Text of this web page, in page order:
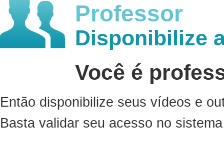
Professor
Disponibilize
Você é
Então disponibilize seus vídeos e
Basta validar seu acesso no